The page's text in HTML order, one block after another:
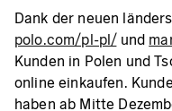
Dank der neuen
polo.com/pl-pl/und
Kunden in Polen und
online einkaufen.
haben ab Mitte